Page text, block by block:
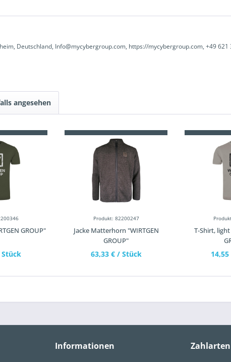
Deutschland, Info@mycybergroup.com, https://mycybergroup.com, +49 621
angesehen
GROUP"
Produkt: 82200247
Jacke Matterhorn "WIRTGEN
GROUP"
63,33 € / Stück
T-Shirt, light
14,55
Informationen Zahlarten